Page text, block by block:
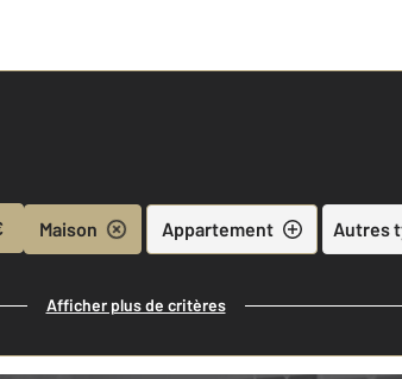
Maison Appartement Autres
Afficher plus de critères